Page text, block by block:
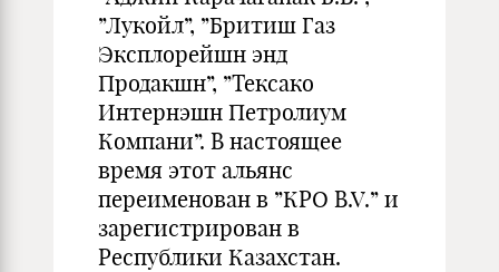
”Лукойл”, ”Бритиш Газ
Эксплорейшн энд
Продакшн”, ”Тексако
Интернэшн Петролиум
Компани”. В настоящее
время этот альянс
переименован в ”КРО B.V.” и
зарегистрирован в
Республики Казахстан.